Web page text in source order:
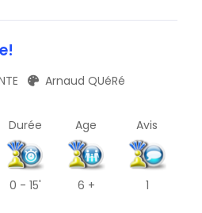
Arnaud QUéRé
Durée
0 - 15'
Age
6 +
Avis
1